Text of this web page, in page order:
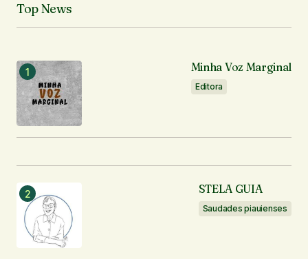
Top News
Minha Voz Marginal
Editora
STELA GUIA
Saudades piauienses